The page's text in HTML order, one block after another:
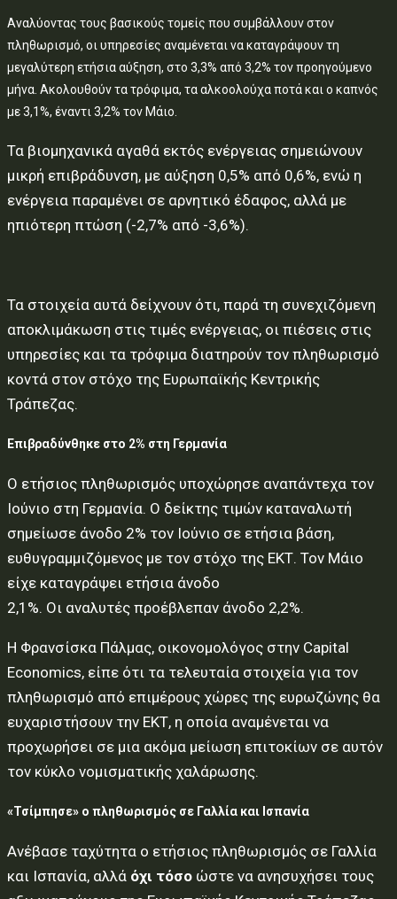
Αναλύοντας τους βασικούς τομείς που συμβάλλουν στον
πληθωρισμό, οι υπηρεσίες αναμένεται να καταγράψουν τη
μεγαλύτερη ετήσια αύξηση, στο 3,3% από 3,2% τον προηγούμενο
μήνα. Ακολουθούν τα τρόφιμα, τα αλκοολούχα ποτά και ο καπνός
με 3,1%, έναντι 3,2% τον Μάιο.
Τα βιομηχανικά αγαθά εκτός ενέργειας σημειώνουν
μικρή επιβράδυνση, με αύξηση 0,5% από 0,6%, ενώ η
ενέργεια παραμένει σε αρνητικό έδαφος, αλλά με
ηπιότερη πτώση (-2,7% από -3,6%).
Τα στοιχεία αυτά δείχνουν ότι, παρά τη συνεχιζόμενη
αποκλιμάκωση στις τιμές ενέργειας, οι πιέσεις στις
υπηρεσίες και τα τρόφιμα διατηρούν τον πληθωρισμό
κοντά στον στόχο της Ευρωπαϊκής Κεντρικής
Τράπεζας.
Επιβραδύνθηκε στο 2% στη Γερμανία
Ο ετήσιος πληθωρισμός υποχώρησε αναπάντεχα τον
Ιούνιο στη Γερμανία. Ο δείκτης τιμών καταναλωτή
σημείωσε άνοδο 2% τον Ιούνιο σε ετήσια βάση,
ευθυγραμμιζόμενος με τον στόχο της ΕΚΤ. Τον Μάιο
είχε καταγράψει ετήσια άνοδο
2,1%. Οι αναλυτές προέβλεπαν άνοδο 2,2%.
Η Φρανσίσκα Πάλμας, οικονομολόγος στην Capital
Economics, είπε ότι τα τελευταία στοιχεία για τον
πληθωρισμό από επιμέρους χώρες της ευρωζώνης θα
ευχαριστήσουν την ΕΚΤ, η οποία αναμένεται να
προχωρήσει σε μια ακόμα μείωση επιτοκίων σε αυτόν
τον κύκλο νομισματικής χαλάρωσης.
«Τσίμπησε» ο πληθωρισμός σε Γαλλία και Ισπανία
Ανέβασε ταχύτητα ο ετήσιος πληθωρισμός σε Γαλλία
και Ισπανία, αλλά όχι τόσο ώστε να ανησυχήσει τους